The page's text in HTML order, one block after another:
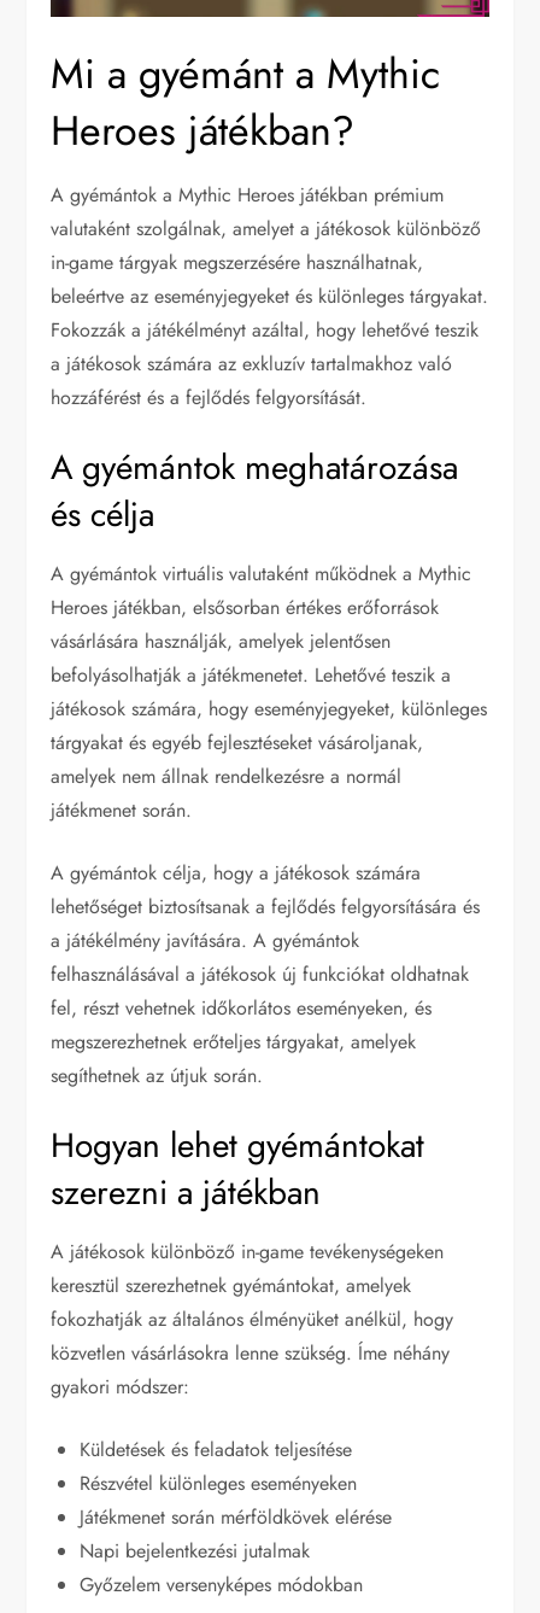
Mi a gyémánt a Mythic
Heroes játékban?
A gyémántok a Mythic Heroes játékban prémium
valutaként szolgálnak, amelyet a játékosok különböző
in-game tárgyak megszerzésére használhatnak,
beleértve az eseményjegyeket és különleges tárgyakat.
Fokozzák a játékélményt azáltal, hogy lehetővé teszik
a játékosok számára az exkluzív tartalmakhoz való
hozzáférést és a fejlődés felgyorsítását.
A gyémántok meghatározása
és célja
A gyémántok virtuális valutaként működnek a Mythic
Heroes játékban, elsősorban értékes erőforrások
vásárlására használják, amelyek jelentősen
befolyásolhatják a játékmenetet. Lehetővé teszik a
játékosok számára, hogy eseményjegyeket, különleges
tárgyakat és egyéb fejlesztéseket vásároljanak,
amelyek nem állnak rendelkezésre a normál
játékmenet során.
A gyémántok célja, hogy a játékosok számára
lehetőséget biztosítsanak a fejlődés felgyorsítására és
a játékélmény javítására. A gyémántok
felhasználásával a játékosok új funkciókat oldhatnak
fel, részt vehetnek időkorlátos eseményeken, és
megszerezhetnek erőteljes tárgyakat, amelyek
segíthetnek az útjuk során.
Hogyan lehet gyémántokat
szerezni a játékban
A játékosok különböző in-game tevékenységeken
keresztül szerezhetnek gyémántokat, amelyek
fokozhatják az általános élményüket anélkül, hogy
közvetlen vásárlásokra lenne szükség. Íme néhány
gyakori módszer:
Küldetések és feladatok teljesítése
Részvétel különleges eseményeken
Játékmenet során mérföldkövek elérése
Napi bejelentkezési jutalmak
Győzelem versenyképes módokban